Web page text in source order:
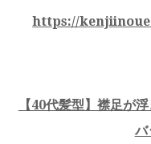
https://
【40代髪型】襟足が
バ